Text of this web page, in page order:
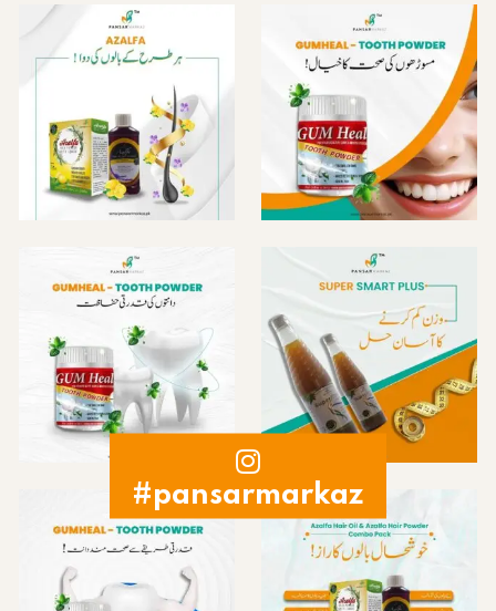
#pansarmarkaz